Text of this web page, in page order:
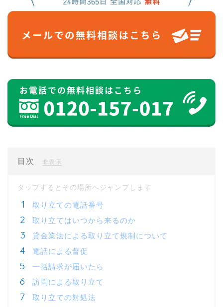
目次 非表示
取り立ての電話番号
取り立てはいつから来るのか
貸金業法による取り立て規制について
電話による督促
一括請求が届いたら
訪問による取り立て
取り立ての対処法